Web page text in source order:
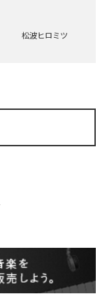
松波ヒロミツ